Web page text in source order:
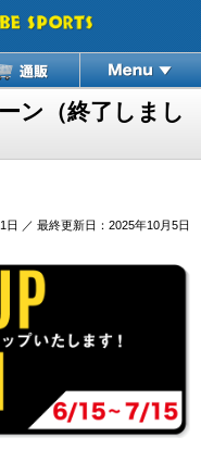
ン（終了しまし
日 ／ 最終更新日：2025年10月5日